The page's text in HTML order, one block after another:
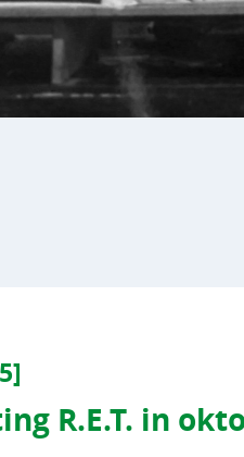
R.E.T. in